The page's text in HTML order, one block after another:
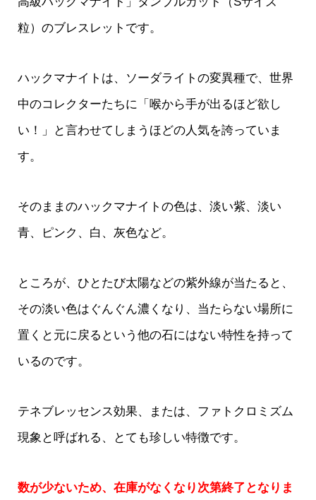
粒）のブレスレットです。
ハックマナイトは、ソーダライトの変異種で、世界
中のコレクターたちに「喉から手が出るほど欲し
い！」と言わせてしまうほどの人気を誇っていま
す。
そのままのハックマナイトの色は、淡い紫、淡い
青、ピンク、白、灰色など。
ところが、ひとたび太陽などの紫外線が当たると、
その淡い色はぐんぐん濃くなり、当たらない場所に
置くと元に戻るという他の石にはない特性を持って
いるのです。
テネブレッセンス効果、または、ファトクロミズム
現象と呼ばれる、とても珍しい特徴です。
数が少ないため、在庫がなくなり次第終了となりま